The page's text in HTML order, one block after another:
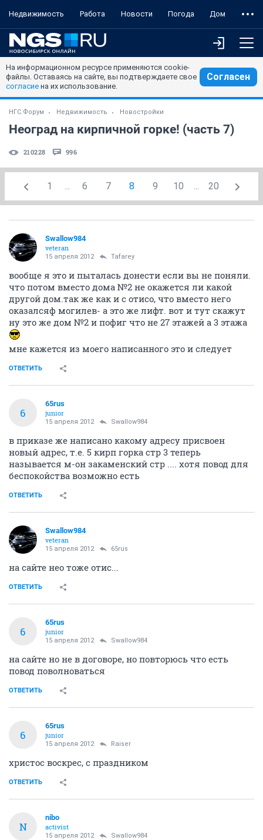
Недвижимость Работа Новости Погода Дом
На информационном ресурсе применяются cookie-
файлы. Оставаясь на сайте, вы подтверждаете свое
согласие на их использование.
Согласен
НГС.Форум Недвижимость Новостройки
Неоград на кирпичной горке! (часть 7)
210228 996
1 ... 6 7 8 9 10 ... 20
Swallow984
veteran
15 апреля 2012 Tafarey
вообще я это и пыталась донести если вы не поняли.
что потом вместо дома №2 не окажется ли какой
другой дом.так же как и с отисо, что вместо него
оказалсяф могилев- а это же лифт. вот и тут скажут
ну это же дом №2 и пофиг что не 27 этажей а 3 этажа
мне кажется из моего написанного это и следует
ОТВЕТИТЬ
6
65rus
junior
15 апреля 2012 Swallow984
в приказе же написано какому адресу присвоен
новый адрес, т.е. 5 кирп горка стр 3 теперь
называется м-он закаменский стр .... хотя повод для
беспокойства возможно есть
ОТВЕТИТЬ
Swallow984
veteran
15 апреля 2012 65rus
на сайте нео тоже отис...
ОТВЕТИТЬ
6
65rus
junior
15 апреля 2012 Swallow984
на сайте но не в договоре, но повторюсь что есть
повод поволноваться
ОТВЕТИТЬ
6
65rus
junior
15 апреля 2012 Raiser
христос воскрес, с праздником
ОТВЕТИТЬ
N
nibo
activist
15 апреля 2012 Swallow984